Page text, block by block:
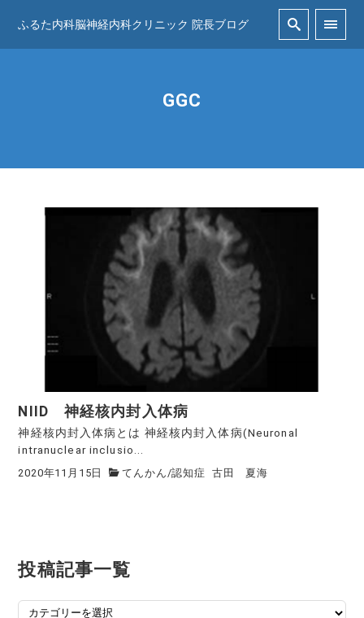
ふるた内科脳神経内科クリニック 院長ブログ
GGC
NIID 神経核内封入体病
神経核内封入体病とは 神経核内封入体病(Neuronal
intranuclear inclusio...
2020年11月15日 てんかん /認知症 古田 夏海
投稿記事一覧
投